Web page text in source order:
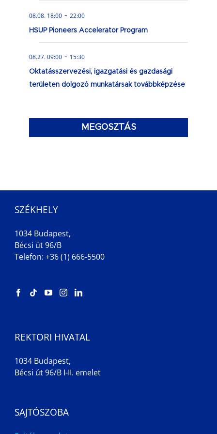
08.08. 18:00 - 22:00
HSUP Pioneers Accelerator Program
08.27. 09:00 - 15:30
Oktatásszervezési, igazgatási és gazdasági
területen dolgozó munkatársak továbbképzése
MEGOSZTÁS
SZÉKHELY
1034 Budapest,
Bécsi út 96/B
Telefon: +36 (1) 666-5500
REKTORI HIVATAL
1034 Budapest,
Bécsi út 96/B I-II. emelet
SAJTÓSZOBA